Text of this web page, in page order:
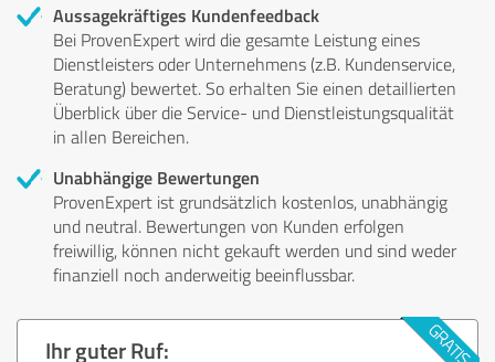
Aussagekräftiges Kundenfeedback
Bei ProvenExpert wird die gesamte Leistung eines
Dienstleisters oder Unternehmens (z.B. Kundenservice,
Beratung) bewertet. So erhalten Sie einen detaillierten
Überblick über die Service- und Dienstleistungsqualität
in allen Bereichen.
Unabhängige Bewertungen
ProvenExpert ist grundsätzlich kostenlos, unabhängig
und neutral. Bewertungen von Kunden erfolgen
freiwillig, können nicht gekauft werden und sind weder
finanziell noch anderweitig beeinflussbar.
Ihr guter Ruf: